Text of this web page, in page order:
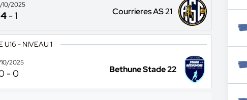
10/2025
4 -1 Courrieres AS 21
U16 - NIVEAU 1
10/2025
-0 Bethune Stade 22